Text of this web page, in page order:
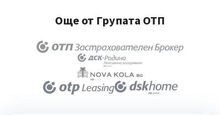
Още от Групата ОТП